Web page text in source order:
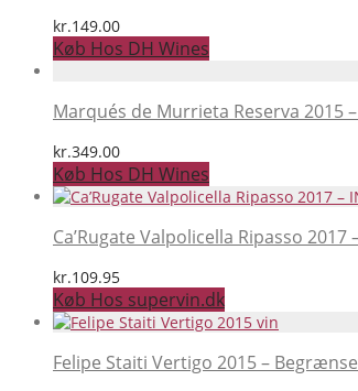
kr.149.00
Køb Hos DH Wines
Marqués de Murrieta Reserva 2015
kr.349.00
Køb Hos DH Wines
Ca’Rugate Valpolicella Ripasso
kr.109.95
Køb Hos supervin.dk
Felipe Staiti Vertigo 2015 –